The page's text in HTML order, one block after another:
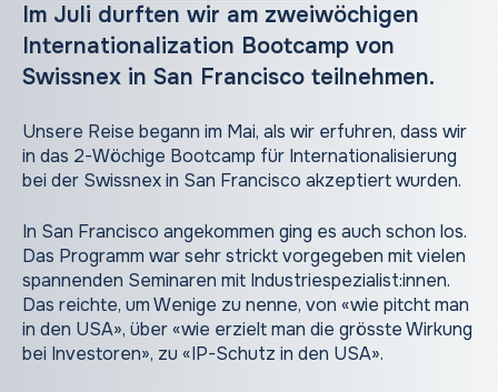
Im Juli durften wir am zweiwöchigen
Internationalization Bootcamp von
Swissnex in San Francisco teilnehmen.
Unsere Reise begann im Mai, als wir erfuhren, dass wir
in das 2-Wöchige Bootcamp für Internationalisierung
bei der Swissnex in San Francisco akzeptiert wurden.
In San Francisco angekommen ging es auch schon los.
Das Programm war sehr strickt vorgegeben mit vielen
spannenden Seminaren mit Industriespezialist:innen.
Das reichte, um Wenige zu nenne, von «wie pitcht man
in den USA», über «wie erzielt man die grösste Wirkung
bei Investoren», zu «IP-Schutz in den USA».